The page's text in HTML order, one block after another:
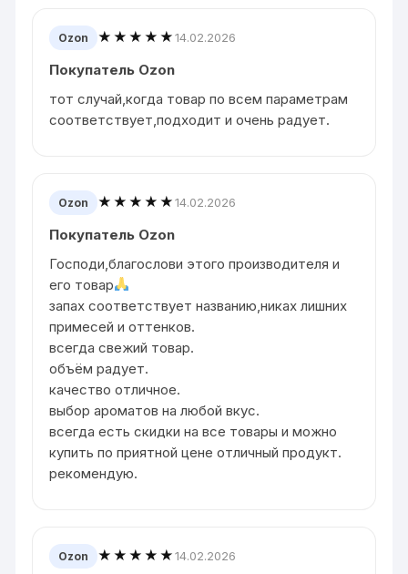
Ozon ★★★★★14.02.2026
Покупатель Ozon
тот случай,когда товар по всем параметрам
соответствует,подходит и очень радует.
Ozon ★★★★★14.02.2026
Покупатель Ozon
Господи,благослови этого производителя и
его товар
запах соответствует названию,никах лишних
примесей и оттенков.
всегда свежий товар.
объём радует.
качество отличное.
выбор ароматов на любой вкус.
всегда есть скидки на все товары и можно
купить по приятной цене отличный продукт.
рекомендую.
Ozon ★★★★★14.02.2026